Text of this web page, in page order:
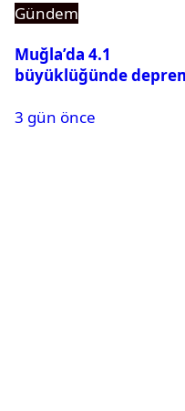
Gündem
Muğla’da 4.1
büyüklüğünde
3 gün önce